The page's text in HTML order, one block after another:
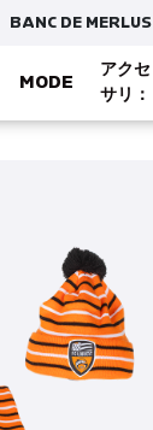
BANC DE MERLUS
MODE
アクセ
サリ：